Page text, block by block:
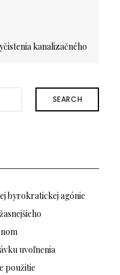
kanalizačného
SEARCH
byrokratickej agónie
uvoľnenia
použitie